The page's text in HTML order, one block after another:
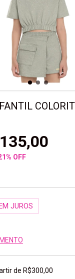
% OFF
JUROS
de R$300,00